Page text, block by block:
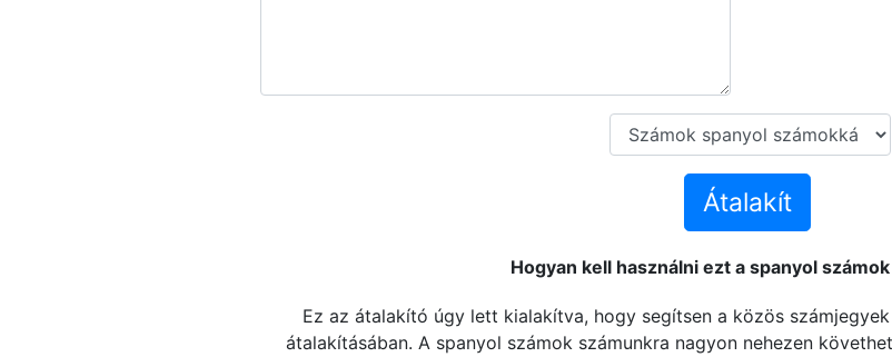
Átalakít
Hogyan kell használni ezt a spanyol
Ez az átalakító úgy lett kialakítva, hogy segítsen a közös
átalakításában. A spanyol számok számunkra nagyon nehezen